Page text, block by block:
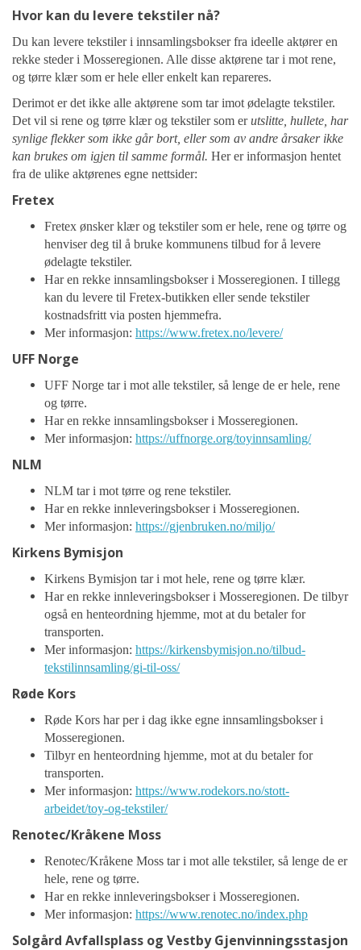
Hvor kan du levere tekstiler nå?
Du kan levere tekstiler i innsamlingsbokser fra ideelle aktører en
rekke steder i Mosseregionen. Alle disse aktørene tar i mot rene,
og tørre klær som er hele eller enkelt kan repareres.
Derimot er det ikke alle aktørene som tar imot ødelagte tekstiler.
Det vil si rene og tørre klær og tekstiler som erutslitte, hullete, har
synlige flekker som ikke går bort, eller som av andre årsaker ikke
kan brukes om igjen til samme formål. Her er informasjon hentet
fra de ulike aktørenes egne nettsider:
Fretex
Fretex ønsker klær og tekstiler som er hele, rene og tørre og
henviser deg til å bruke kommunens tilbud for å levere
ødelagte tekstiler.
Har en rekke innsamlingsbokser i Mosseregionen. I tillegg
kan du levere til Fretex-butikken eller sende tekstiler
kostnadsfritt via posten hjemmefra.
Mer informasjon: https://www.fretex.no/levere/
UFF Norge
UFF Norge tar i mot alle tekstiler, så lenge de er hele, rene
og tørre.
Har en rekke innsamlingsbokser i Mosseregionen.
Mer informasjon: https://uffnorge.org/toyinnsamling/
NLM
NLM tar i mot tørre og rene tekstiler.
Har en rekke innleveringsbokser i Mosseregionen.
Mer informasjon: https://gjenbruken.no/miljo/
Kirkens Bymisjon
Kirkens Bymisjon tar i mot hele, rene og tørre klær.
Har en rekke innleveringsbokser i Mosseregionen. De tilbyr
også en henteordning hjemme, mot at du betaler for
transporten.
Mer informasjon: https://kirkensbymisjon.no/tilbud-
tekstilinnsamling/gi-til-oss/
Røde Kors
Røde Kors har per i dag ikke egne innsamlingsbokser i
Mosseregionen.
Tilbyr en henteordning hjemme, mot at du betaler for
transporten.
Mer informasjon: https://www.rodekors.no/stott-
arbeidet/toy-og-tekstiler/
Renotec/Kråkene Moss
Renotec/Kråkene Moss tar i mot alle tekstiler, så lenge de er
hele, rene og tørre.
Har en rekke innleveringsbokser i Mosseregionen.
Mer informasjon: https://www.renotec.no/index.php
Solgård Avfallsplass og Vestby Gjenvinningsstasjon